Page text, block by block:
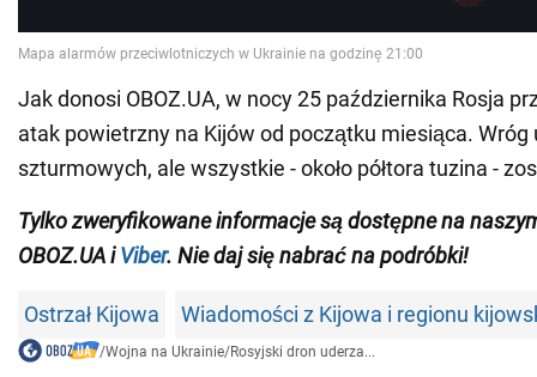
Jak donosi OBOZ.UA, w nocy 25 października Rosja
atak powietrzny na Kijów od początku miesiąca. Wróg
szturmowych, ale wszystkie - około półtora tuzina -
Tylko zweryfikowane informacje są dostępne na
OBOZ.UA iViber. Nie daj się nabrać na podróbki!
Ostrzał Kijowa Wiadomości z Kijowa i regionu
/Wojna na Ukrainie/Rosyjski dron uderza...